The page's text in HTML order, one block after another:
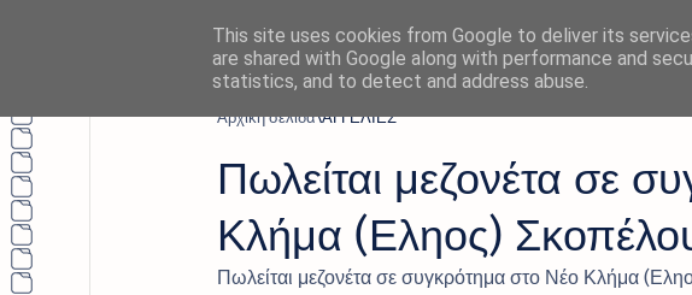
Αρχική σελίδα ΑΓΓΕΛΙΕΣ
Πωλείται μεζονέτα σε
Κλήμα (Εληος)
Πωλείται μεζονέτα σε συγκρότημα στο Νέο Κλήμα
This site uses cookies from Google to deliver its
are shared with Google along with performance and
statistics, and to detect and address abuse.